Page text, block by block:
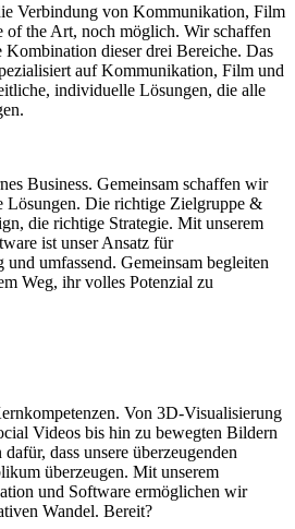
Verbindung von Kommunikation, Film
of the Art, noch möglich. Wir schaffen
dieser drei Bereiche. Das
auf Kommunikation, Film und
individuelle Lösungen, die alle
Business. Gemeinsam schaffen wir
Lösungen. Die richtige Zielgruppe &
die richtige Strategie. Mit unserem
ist unser Ansatz für
umfassend. Gemeinsam begleiten
Weg, ihr volles Potenzial zu
Von 3D-Visualisierung
Videos bis hin zu bewegten Bildern
dass unsere überzeugenden
überzeugen. Mit unserem
und Software ermöglichen wir
Wandel. Bereit?